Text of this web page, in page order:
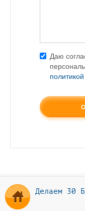
Даю
Делаем 30